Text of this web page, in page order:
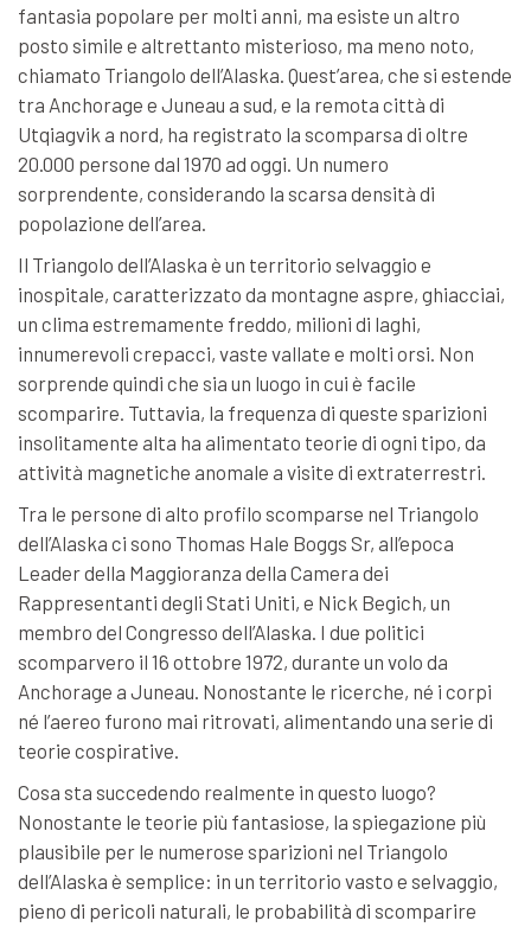
fantasia popolare per molti anni, ma esiste un altro
posto simile e altrettanto misterioso, ma meno noto,
chiamato Triangolo dell’Alaska. Quest’area, che si estende
tra Anchorage e Juneau a sud, e la remota città di
Utqiagvik a nord, ha registrato la scomparsa di oltre
20.000 persone dal 1970 ad oggi. Un numero
sorprendente, considerando la scarsa densità di
popolazione dell’area.
Il Triangolo dell’Alaska è un territorio selvaggio e
inospitale, caratterizzato da montagne aspre, ghiacciai,
un clima estremamente freddo, milioni di laghi,
innumerevoli crepacci, vaste vallate e molti orsi. Non
sorprende quindi che sia un luogo in cui è facile
scomparire. Tuttavia, la frequenza di queste sparizioni
insolitamente alta ha alimentato teorie di ogni tipo, da
attività magnetiche anomale a visite di extraterrestri.
Tra le persone di alto profilo scomparse nel Triangolo
dell’Alaska ci sono Thomas Hale Boggs Sr, all’epoca
Leader della Maggioranza della Camera dei
Rappresentanti degli Stati Uniti, e Nick Begich, un
membro del Congresso dell’Alaska. I due politici
scomparvero il 16 ottobre 1972, durante un volo da
Anchorage a Juneau. Nonostante le ricerche, né i corpi
né l’aereo furono mai ritrovati, alimentando una serie di
teorie cospirative.
Cosa sta succedendo realmente in questo luogo?
Nonostante le teorie più fantasiose, la spiegazione più
plausibile per le numerose sparizioni nel Triangolo
dell’Alaska è semplice: in un territorio vasto e selvaggio,
pieno di pericoli naturali, le probabilità di scomparire